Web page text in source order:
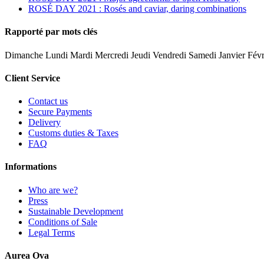
ROSÉ DAY 2021 : Rosés and caviar, daring combinations
Rapporté par mots clés
Dimanche Lundi Mardi Mercredi Jeudi Vendredi Samedi Janvier
Client Service
Contact us
Secure Payments
Delivery
Customs duties & Taxes
FAQ
Informations
Who are we?
Press
Sustainable Development
Conditions of Sale
Legal Terms
Aurea Ova